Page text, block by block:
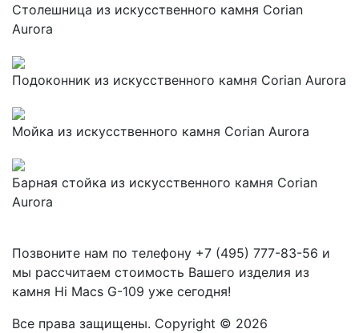
Столешница из искусственного камня Corian
Aurora
Подоконник из искусственного камня Corian Aurora
Мойка из искусственного камня Corian Aurora
Барная стойка из искусственного камня Corian
Aurora
Позвоните нам по телефону +7 (495) 777-83-56 и
мы рассчитаем стоимость Вашего изделия из
камня Hi Macs G-109 уже сегодня!
Все права защищены. Copyright © 2026